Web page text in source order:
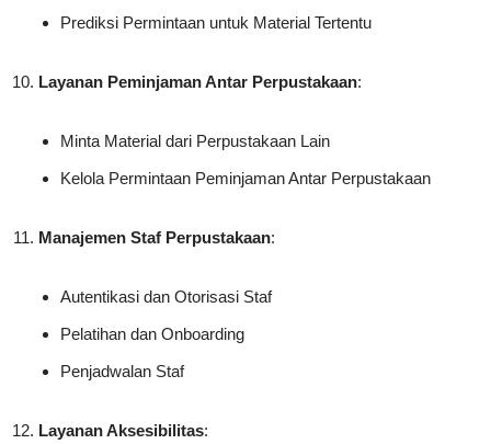
Prediksi Permintaan untuk Material Tertentu
Layanan Peminjaman Antar Perpustakaan:
Minta Material dari Perpustakaan Lain
Kelola Permintaan Peminjaman Antar Perpustakaan
Manajemen Staf Perpustakaan:
Autentikasi dan Otorisasi Staf
Pelatihan dan Onboarding
Penjadwalan Staf
Layanan Aksesibilitas: